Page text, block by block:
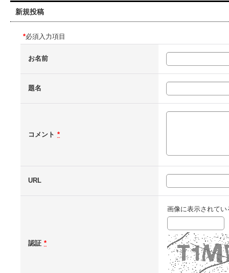
新規投稿
*必須入力項目
お名前
題名
コメント *
URL
認証 *
画像に表示されて